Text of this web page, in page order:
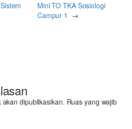
Mini TO TKA Sosiologi
Campur 1
→
dipublikasikan. Ruas yang wajib